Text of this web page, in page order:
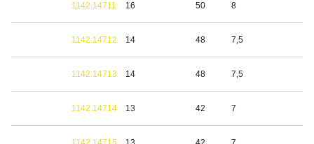
1142.14711 16 50 8
1142.14712 14 48 7,5
1142.14713 14 48 7,5
1142.14714 13 42 7